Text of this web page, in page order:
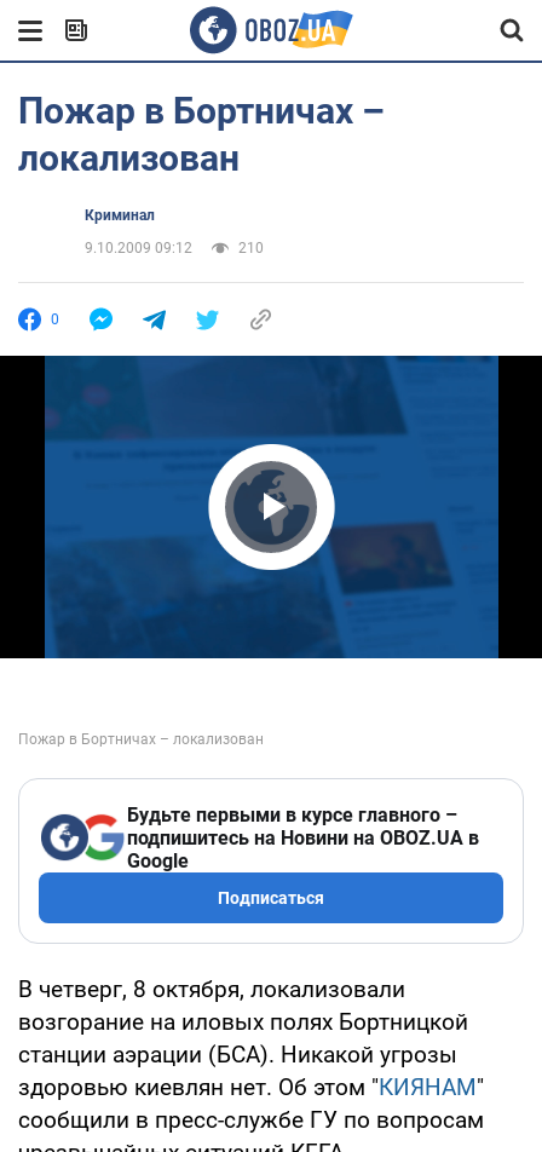
Пожар в Бортничах –
локализован
Криминал
9.10.2009 09:12
210
0
Play Video
Будьте первыми в курсе главного –
подпишитесь на Новини на OBOZ.UA в
Google
Подписаться
В четверг, 8 октября, локализовали
возгорание на иловых полях Бортницкой
станции аэрации (БСА). Никакой угрозы
здоровью киевлян нет. Об этом "КИЯНАМ"
сообщили в пресс-службе ГУ по вопросам